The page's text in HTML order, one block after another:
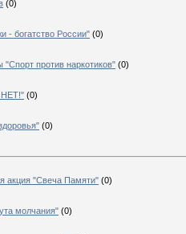
(0)
- богатство России" (0)
против наркотиков" (0)
НЕТ!" (0)
(0)
акция "Свеча Памяти" (0)
молчания" (0)